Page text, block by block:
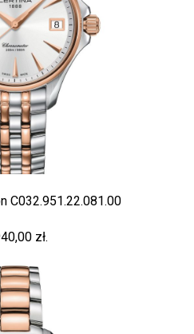
C032.951.22.081.00
zł.